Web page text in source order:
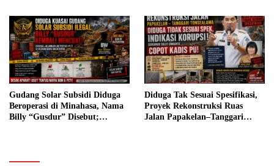
PENEGAKAN HUKUM, ADA
APA?
Gudang Solar Subsidi Diduga
Beroperasi di Minahasa, Nama
Billy “Gusdur” Disebut;
Diduga Tak Sesuai Spesifikasi,
Proyek Rekonstruksi Ruas
Jalan Papakelan–Tanggari